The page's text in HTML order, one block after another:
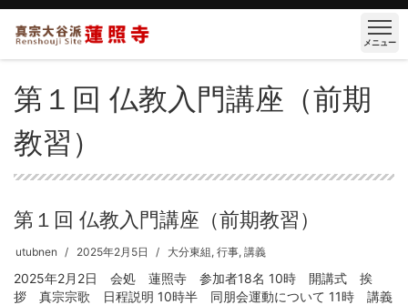
メニュー
第１回 仏教入門講座（前期
教習）
第１回 仏教入門講座（前期教習）
utubnen 2025年2月5日 大分東組, 行事, 講義
2025年2月2日 会処 蓮照寺 参加者18名 10時 開講式 挨
拶 真宗宗歌 日程説明 10時半 同朋会運動について 11時 講義